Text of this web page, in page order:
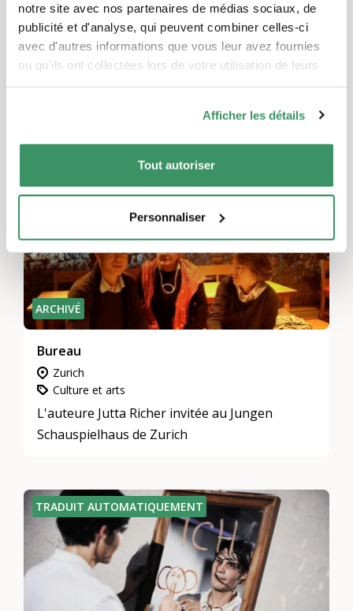
notre site avec nos partenaires de médias sociaux, de
publicité et d'analyse, qui peuvent combiner celles-ci
avec d'autres informations que vous leur avez fournies
ou qu'ils ont collectées lors de votre utilisation de leurs
Afficher les détails
Tout autoriser
Personnaliser
Visite scénique
Zurich
Culture et arts
Visite guidée de la construction navale -
ARCHIVÉ
TRADUIT AUTOMATIQUEMENT
Bureau
Zurich
Culture et arts
L'auteure Jutta Richer invitée au Jungen
Schauspielhaus de Zurich
TRADUIT AUTOMATIQUEMENT